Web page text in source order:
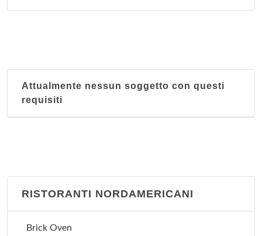
Attualmente nessun soggetto con questi
requisiti
RISTORANTI NORDAMERICANI
Brick Oven